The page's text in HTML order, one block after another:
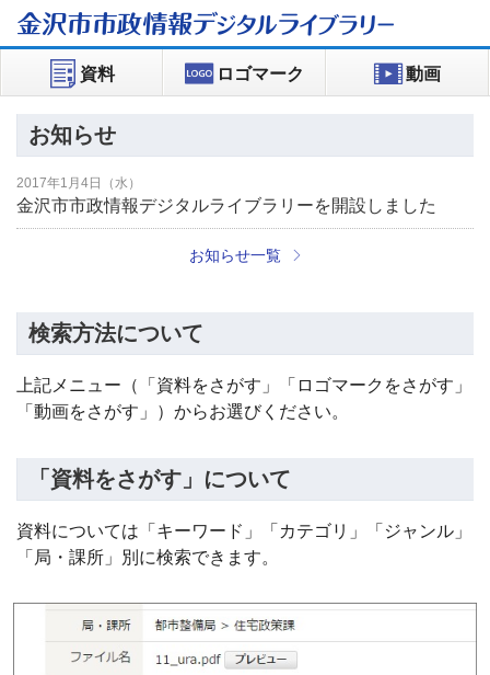
金沢市市政情報デジタルライブラリー
資料 ロゴマーク 動画
お知らせ
2017年1月4日（水）
金沢市市政情報デジタルライブラリーを開設しました
お知らせ一覧
検索方法について
上記メニュー（「資料をさがす」「ロゴマークをさがす」
「動画をさがす」）からお選びください。
「資料をさがす」について
資料については「キーワード」「カテゴリ」「ジャンル」
「局・課所」別に検索できます。